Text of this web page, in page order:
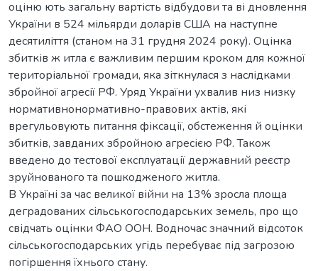
оціню ють загальну вартість відбудови та ві дновлення
України в 524 мільярди доларів США на наступне
десятиліття (станом на 31 грудня 2024 року). Оцінка
збитків ж итла є важливим першим кроком для кожної
територіальної громади, яка зіткнулася з наслідками
збройної агресії РФ. Уряд України ухвалив низ низку
нормативнонормативно-правових актів, які
врегульовують питання фіксації, обстеження й оцінки
збитків, завданих збройною агресією РФ. Також
введено до тестової експлуатації державний реєстр
зруйнованого та пошкодженого житла.
В Україні за час великої війни на 13% зросла площа
деградованих сільськогосподарських земель, про що
свідчать оцінки ФАО ООН. Водночас значний відсоток
сільськогосподарських угідь перебуває під загрозою
погіршення їхнього стану.